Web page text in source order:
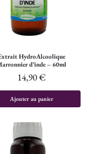
HydroAlcoolique
d’inde – 60ml
14,90€
Ajouter au panier